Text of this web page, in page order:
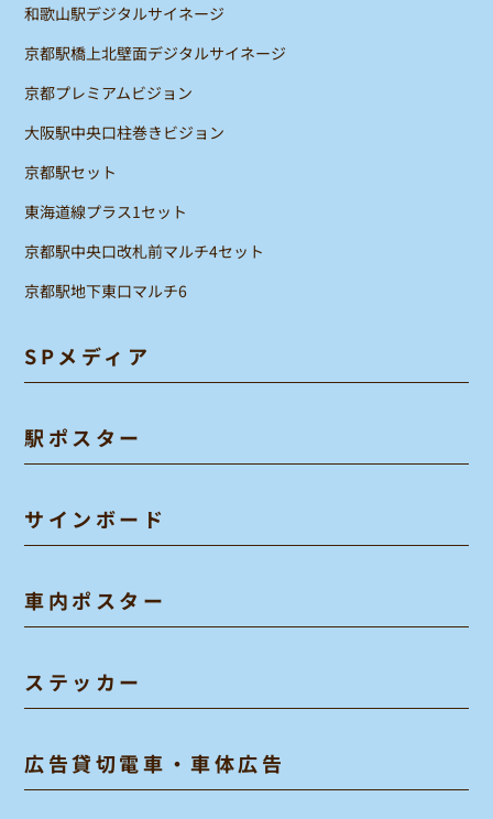
和歌山駅デジタルサイネージ
京都駅橋上北壁面デジタルサイネージ
京都プレミアムビジョン
大阪駅中央口柱巻きビジョン
京都駅セット
東海道線プラス1セット
京都駅中央口改札前マルチ4セット
京都駅地下東口マルチ6
SPメディア
駅ポスター
サインボード
車内ポスター
ステッカー
広告貸切電車・車体広告